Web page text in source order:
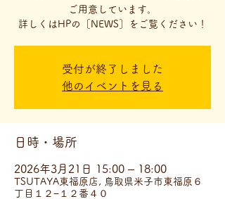
ご用意しています。
詳しくはHPの［NEWS］をご覧ください！
受付が終了しました
他のイベントを見る
日時・場所
2026年3月21日 15:00 – 18:00
TSUTAYA東福原店, 鳥取県米子市東福原６
丁目１２−１２番４０